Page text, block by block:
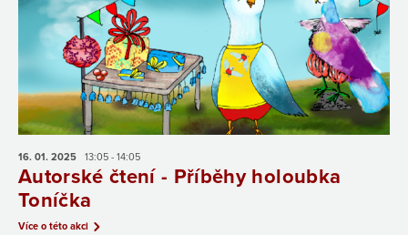
16. 01. 2025 13:05 - 14:05
Autorské čtení - Příběhy holoubka
Toníčka
Více o této akci